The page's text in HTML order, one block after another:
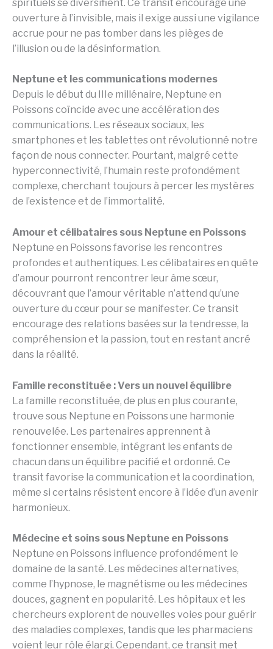
spirituels se diversifient. Ce transit encourage une
ouverture à l’invisible, mais il exige aussi une vigilance
accrue pour ne pas tomber dans les pièges de
l’illusion ou de la désinformation.
Neptune et les communications modernes
Depuis le début du IIIe millénaire, Neptune en
Poissons coïncide avec une accélération des
communications. Les réseaux sociaux, les
smartphones et les tablettes ont révolutionné notre
façon de nous connecter. Pourtant, malgré cette
hyperconnectivité, l’humain reste profondément
complexe, cherchant toujours à percer les mystères
de l’existence et de l’immortalité.
Amour et célibataires sous Neptune en Poissons
Neptune en Poissons favorise les rencontres
profondes et authentiques. Les célibataires en quête
d’amour pourront rencontrer leur âme sœur,
découvrant que l’amour véritable n’attend qu’une
ouverture du cœur pour se manifester. Ce transit
encourage des relations basées sur la tendresse, la
compréhension et la passion, tout en restant ancré
dans la réalité.
Famille reconstituée : Vers un nouvel équilibre
La famille reconstituée, de plus en plus courante,
trouve sous Neptune en Poissons une harmonie
renouvelée. Les partenaires apprennent à
fonctionner ensemble, intégrant les enfants de
chacun dans un équilibre pacifié et ordonné. Ce
transit favorise la communication et la coordination,
même si certains résistent encore à l’idée d’un avenir
harmonieux.
Médecine et soins sous Neptune en Poissons
Neptune en Poissons influence profondément le
domaine de la santé. Les médecines alternatives,
comme l’hypnose, le magnétisme ou les médecines
douces, gagnent en popularité. Les hôpitaux et les
chercheurs explorent de nouvelles voies pour guérir
des maladies complexes, tandis que les pharmaciens
voient leur rôle élargi. Cependant, ce transit met